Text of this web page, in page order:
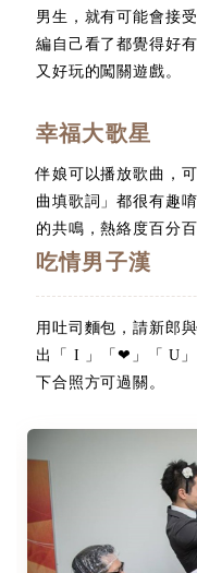
男生，就有可能會接
編自己看了都覺得好
又好玩的闖關遊戲。
幸福大歌星
伴娘可以播放歌曲，
曲填歌詞」都很有趣
的共鳴，熱絡度百分百
吃情男子漢
用吐司麵包，請新郎
出「 I 」「❤」「 U」
下合照方可過關。